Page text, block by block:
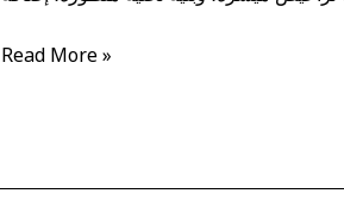
Read More »